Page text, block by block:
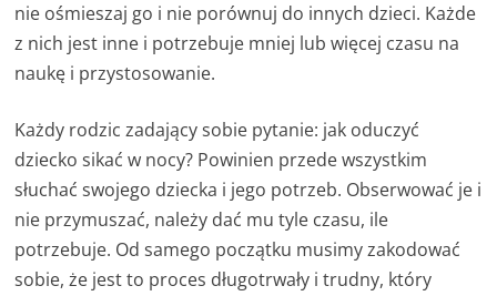
nie ośmieszaj go i nie porównuj do innych dzieci. Każde
z nich jest inne i potrzebuje mniej lub więcej czasu na
naukę i przystosowanie.
Każdy rodzic zadający sobie pytanie: jak oduczyć
dziecko sikać w nocy? Powinien przede wszystkim
słuchać swojego dziecka i jego potrzeb. Obserwować je i
nie przymuszać, należy dać mu tyle czasu, ile
potrzebuje. Od samego początku musimy zakodować
sobie, że jest to proces długotrwały i trudny, który